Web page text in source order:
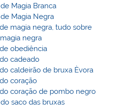
Magia Branca
Magia Negra
magia negra, tudo sobre
negra
obediência
cadeado
caldeirão de bruxa Èvora
coração
coração de pombo negro
saco das bruxas